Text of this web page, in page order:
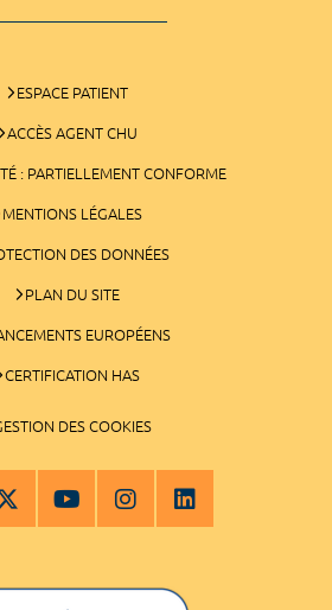
ESPACE PATIENT
ACCÈS AGENT CHU
: PARTIELLEMENT CONFORME
MENTIONS LÉGALES
DES DONNÉES
PLAN DU SITE
EUROPÉENS
CERTIFICATION HAS
DES COOKIES